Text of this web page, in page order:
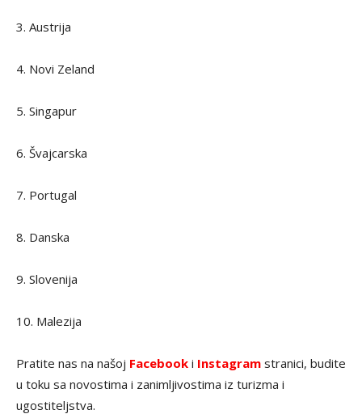
3. Austrija
4. Novi Zeland
5. Singapur
6. Švajcarska
7. Portugal
8. Danska
9. Slovenija
10. Malezija
Pratite nas na našoj Facebook i Instagram stranici, budite
u toku sa novostima i zanimljivostima iz turizma i
ugostiteljstva.